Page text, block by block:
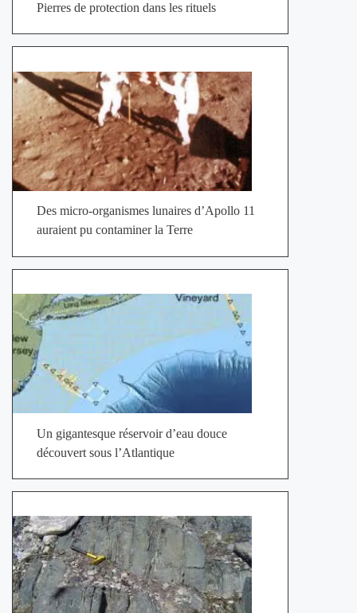
Pierres de protection dans les rituels
Des micro-organismes lunaires d’Apollo 11
auraient pu contaminer la Terre
Un gigantesque réservoir d’eau douce
découvert sous l’Atlantique